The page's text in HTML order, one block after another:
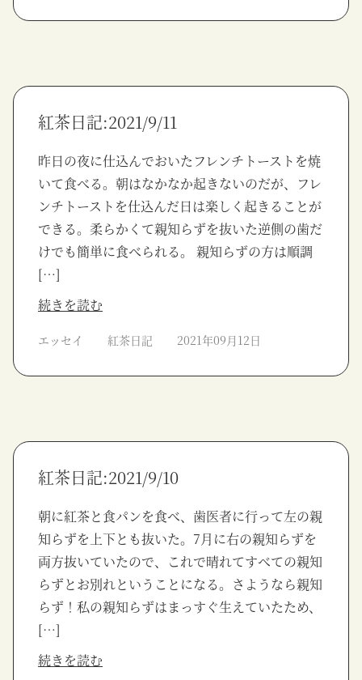
紅茶日記:2021/9/11
昨日の夜に仕込んでおいたフレンチトーストを焼
いて食べる。朝はなかなか起きないのだが、フレ
ンチトーストを仕込んだ日は楽しく起きることが
できる。柔らかくて親知らずを抜いた逆側の歯だ
けでも簡単に食べられる。 親知らずの方は順調
[…]
続きを読む
エッセイ 紅茶日記 2021年09月12日
紅茶日記:2021/9/10
朝に紅茶と食パンを食べ、歯医者に行って左の親
知らずを上下とも抜いた。7月に右の親知らずを
両方抜いていたので、これで晴れてすべての親知
らずとお別れということになる。さようなら親知
らず！私の親知らずはまっすぐ生えていたため、
[…]
続きを読む